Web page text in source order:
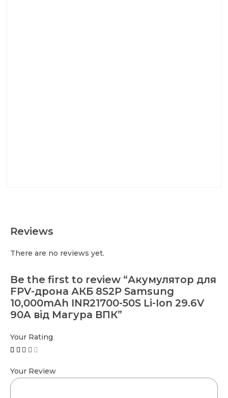
Reviews
There are no reviews yet.
Be the first to review “Акумулятор для
FPV-дрона АКБ 8S2P Samsung
10,000mAh INR21700-50S Li-Ion 29.6V
90A від Магура ВПК”
Your Rating
Your Review